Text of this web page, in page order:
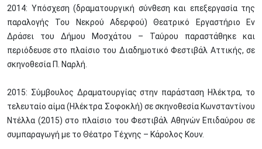
2014: Υπόσχεση (δραματουργική σύνθεση και επεξεργασία της
παραλογής Του Νεκρού Αδερφού) Θεατρικό Εργαστήριο Εν
Δράσει του Δήμου Μοσχάτου – Ταύρου παραστάθηκε και
περιόδευσε στο πλαίσιο του Διαδημοτικό Φεστιβάλ Αττικής, σε
σκηνοθεσία Π. Ναρλή.
2015: Σύμβουλος Δραματουργίας στην παράσταση Ηλέκτρα, το
τελευταίο αίμα (Ηλέκτρα Σοφοκλή) σε σκηνοθεσία Κωνσταντίνου
Ντέλλα (2015) στο πλαίσιο του Φεστιβάλ Αθηνών Επιδαύρου σε
συμπαραγωγή με το Θέατρο Τέχνης – Κάρολος Κουν.